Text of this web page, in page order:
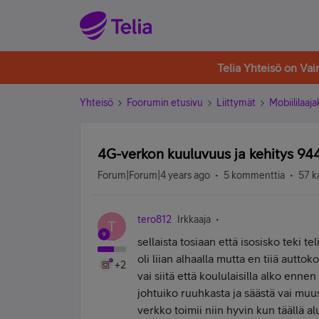
Telia Yhteisö on
Yhteisö Foorumin etusivu Liittymät
4G-verkon kuuluvuus ja kehitys
Forum|Forum|4 years ago 5 kommenttia 57
T
+2
tero812 Irkkaaja
sellaista tosiaan että isosisko teki
oli liian alhaalla mutta en tiiä
vai siitä että koululaisilla alko
johtuiko ruuhkasta ja säästä vai
verkko toimii niin hyvin kun täällä